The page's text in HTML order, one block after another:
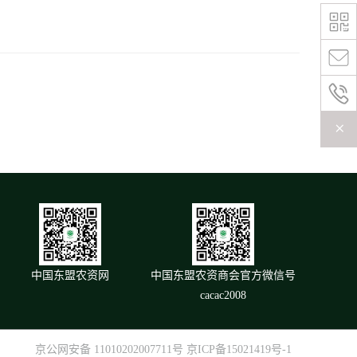
中国东盟农资网
中国东盟农资商会官方微信号
cacac2008
京公网安备 11010202007711号 京ICP备15021419号-1
+